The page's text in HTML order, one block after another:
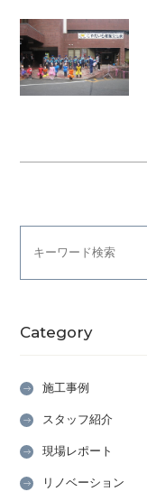
Category
施工事例
スタッフ紹介
現場レポート
リノベーション